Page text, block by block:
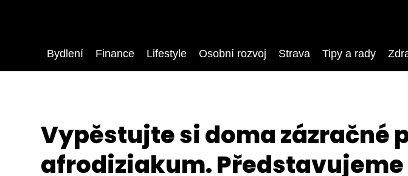
Bydlení Finance Lifestyle Osobní rozvoj Strava Tipy a rady
Vypěstujte si doma zázračné
afrodiziakum.